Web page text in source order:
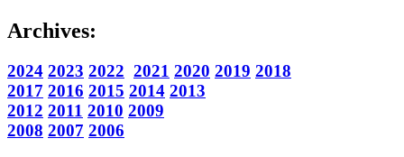
Archives:
2024 2023 2022 2021 2020 2019 2018
2017 2016 2015 2014 2013
2012 2011 2010 2009
2008 2007 2006